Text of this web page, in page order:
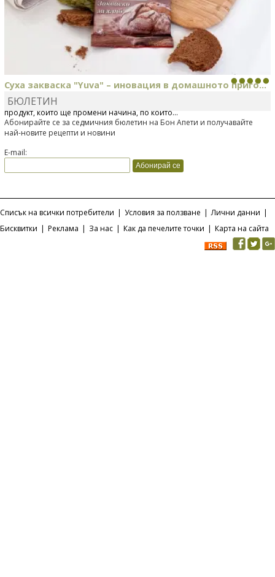
Суха закваска "Yuva" – иновация в домашното приго...
Отскоро Лесафр България стартира предлагането на изцяло нов
продукт, който ще промени начина, по който...
БЮЛЕТИН
Абонирайте се за седмичния бюлетин на Бон Апети и получавайте
най-новите рецепти и новини
E-mail:
Списък на всички потребители | Условия за ползване | Лични данни |
Бисквитки | Реклама | За нас | Как да печелите точки | Карта на сайта